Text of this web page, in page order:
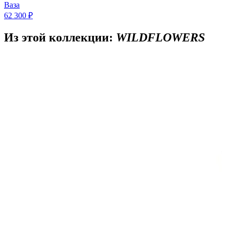
Ваза
62 300 ₽
Из этой коллекции: WILDFLOWERS